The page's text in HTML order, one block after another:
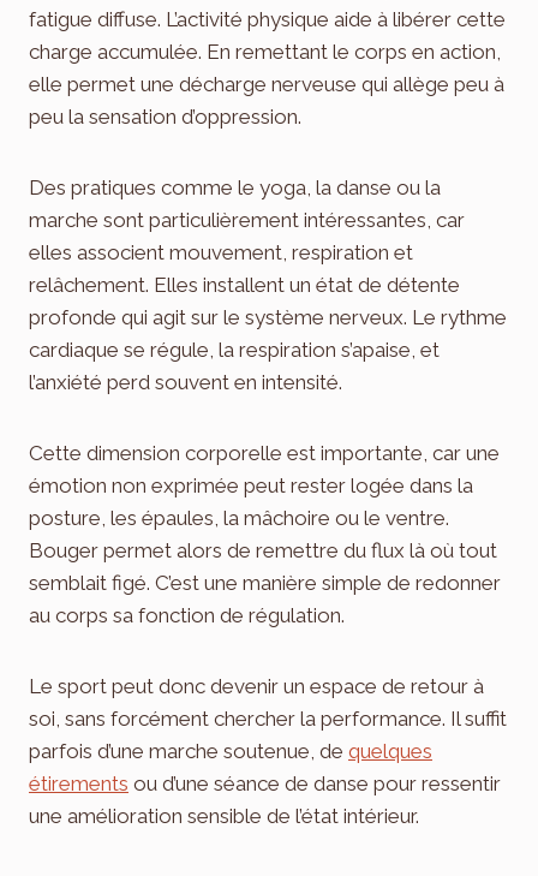
fatigue diffuse. L’activité physique aide à libérer cette
charge accumulée. En remettant le corps en action,
elle permet une décharge nerveuse qui allège peu à
peu la sensation d’oppression.
Des pratiques comme le yoga, la danse ou la
marche sont particulièrement intéressantes, car
elles associent mouvement, respiration et
relâchement. Elles installent un état de détente
profonde qui agit sur le système nerveux. Le rythme
cardiaque se régule, la respiration s’apaise, et
l’anxiété perd souvent en intensité.
Cette dimension corporelle est importante, car une
émotion non exprimée peut rester logée dans la
posture, les épaules, la mâchoire ou le ventre.
Bouger permet alors de remettre du flux là où tout
semblait figé. C’est une manière simple de redonner
au corps sa fonction de régulation.
Le sport peut donc devenir un espace de retour à
soi, sans forcément chercher la performance. Il suffit
parfois d’une marche soutenue, de quelques
étirements ou d’une séance de danse pour ressentir
une amélioration sensible de l’état intérieur.